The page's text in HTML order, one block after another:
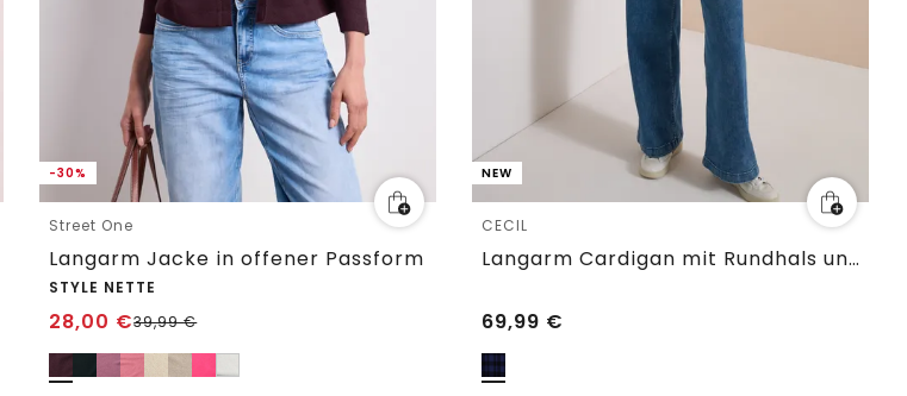
-30%
Street One
Langarm Jacke in offener Passform
STYLE NETTE
28,00 €39,99€
NEW
CECIL
Langarm Cardigan mit Rundhals und Zipper
69,99 €